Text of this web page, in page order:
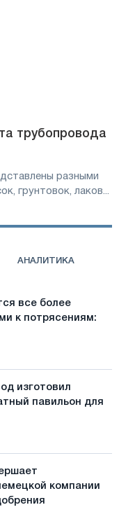
трубопровода
разными
грунтовок, лаков...
АНАЛИТИКА
все более
к потрясениям:
изготовил
павильон для
компании